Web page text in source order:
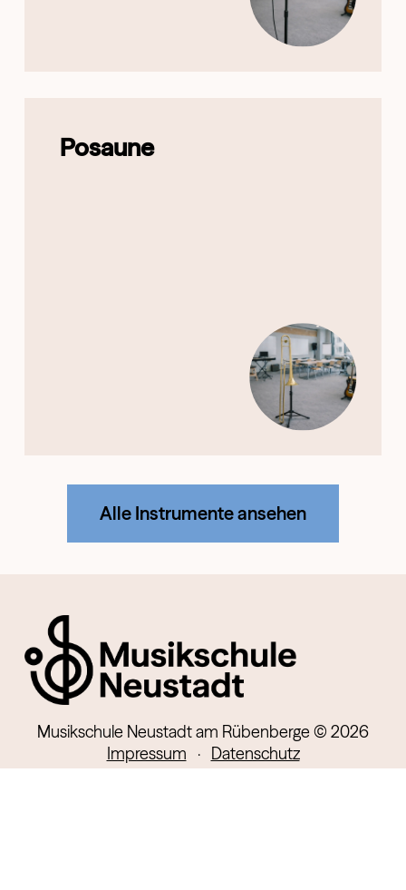
Posaune
Alle Instrumente ansehen
Musikschule Neustadt am Rübenberge © 2026
Impressum
· Datenschutz